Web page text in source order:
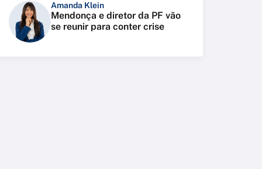
Amanda Klein
Mendonça e diretor da PF vão
se reunir para conter crise